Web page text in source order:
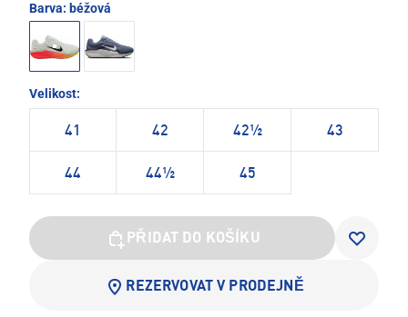
Barva: béžová
Velikost:
41 42 42½ 43
44 44½ 45
PŘIDAT DO KOŠÍKU
REZERVOVAT V PRODEJNĚ